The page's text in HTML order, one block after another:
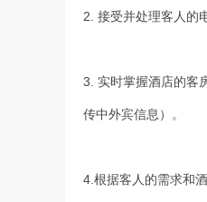
2. 接受并处理客人的
3. 实时掌握酒店的客
传中外宾信息）。
4.根据客人的需求和